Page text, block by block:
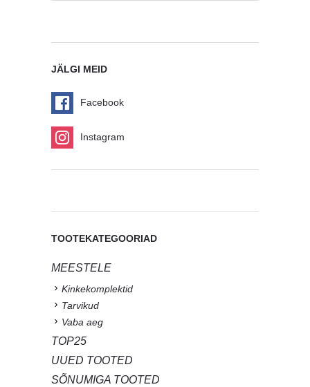
JÄLGI MEID
Facebook
Instagram
TOOTEKATEGOORIAD
MEESTELE
Kinkekomplektid
Tarvikud
Vaba aeg
TOP25
UUED TOOTED
SÕNUMIGA TOOTED